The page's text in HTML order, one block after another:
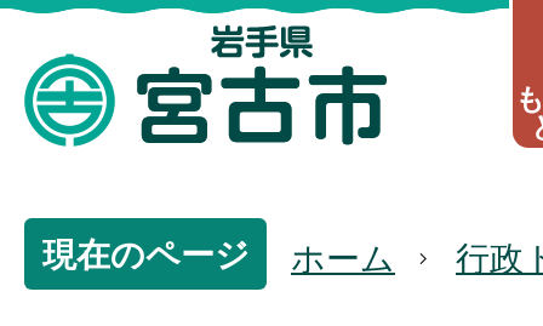
現在のページ ホーム 行政